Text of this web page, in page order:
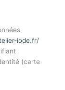
iode.fr/
(carte